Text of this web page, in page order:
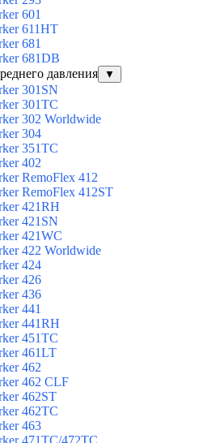
601
611HT
681
681DB
давления
▼
301SN
301TC
302 Worldwide
304
351TC
402
RemoFlex 412
RemoFlex 412ST
421RH
421SN
421WC
422 Worldwide
424
426
436
441
441RH
451TC
461LT
462
462 CLF
462ST
462TC
463